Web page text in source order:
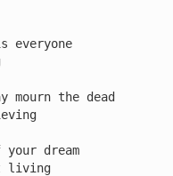
everyone
mourn the dead
dream
living